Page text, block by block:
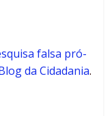
falsa pró-
da Cidadania.